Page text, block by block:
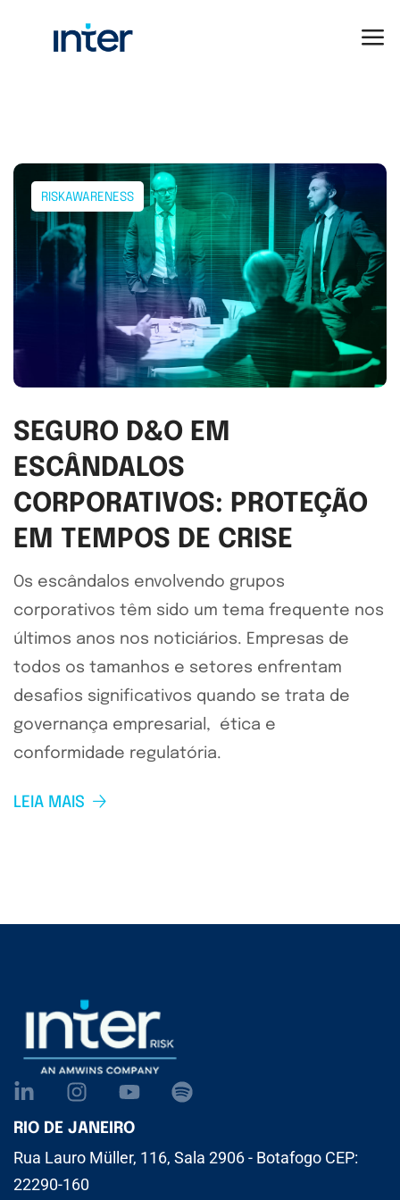
RISKAWARENESS
SEGURO D&O EM
ESCÂNDALOS
CORPORATIVOS: PROTEÇÃO
EM TEMPOS DE CRISE
Os escândalos envolvendo grupos
corporativos têm sido um tema frequente nos
últimos anos nos noticiários. Empresas de
todos os tamanhos e setores enfrentam
desafios significativos quando se trata de
governança empresarial, ética e
conformidade regulatória.
LEIA MAIS
RIO DE JANEIRO
Rua Lauro Müller, 116, Sala 2906 - Botafogo CEP:
22290-160